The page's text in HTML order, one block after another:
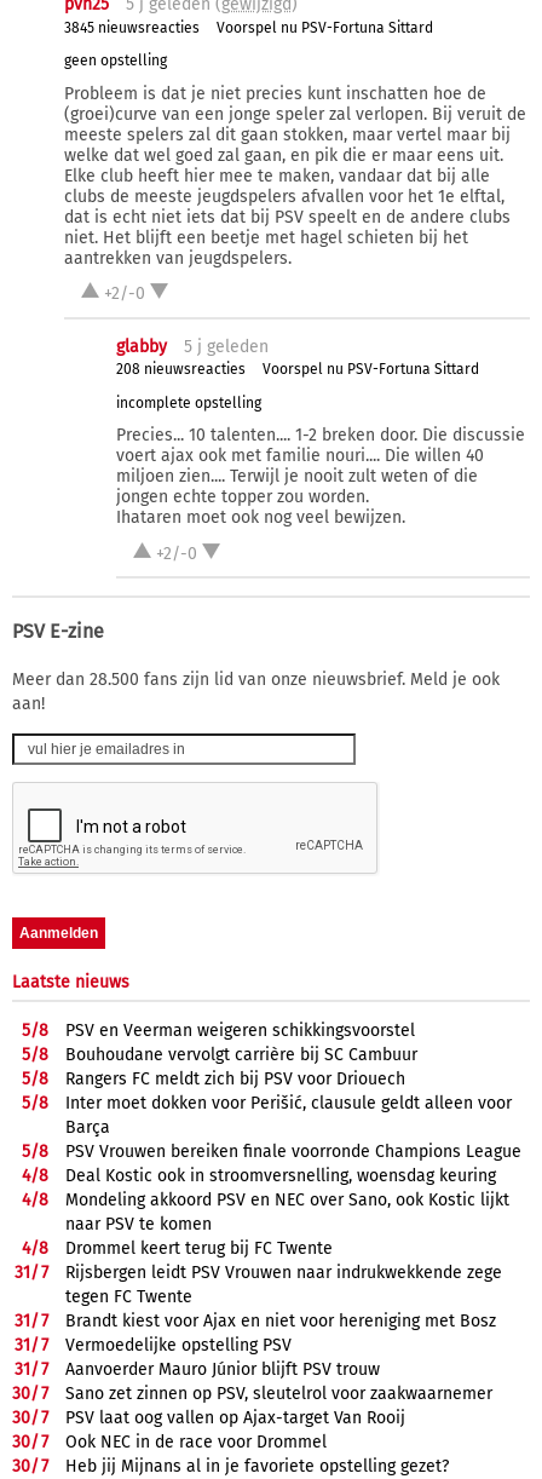
pvh25 5 j geleden (gewijzigd)
3845 nieuwsreacties
Voorspel nu PSV-Fortuna Sittard
geen opstelling
Probleem is dat je niet precies kunt inschatten hoe de
(groei)curve van een jonge speler zal verlopen. Bij veruit de
meeste spelers zal dit gaan stokken, maar vertel maar bij
welke dat wel goed zal gaan, en pik die er maar eens uit.
Elke club heeft hier mee te maken, vandaar dat bij alle
clubs de meeste jeugdspelers afvallen voor het 1e elftal,
dat is echt niet iets dat bij PSV speelt en de andere clubs
niet. Het blijft een beetje met hagel schieten bij het
aantrekken van jeugdspelers.
+2/-0
glabby 5 j geleden
208 nieuwsreacties
Voorspel nu PSV-Fortuna Sittard
incomplete opstelling
Precies... 10 talenten.... 1-2 breken door. Die discussie
voert ajax ook met familie nouri.... Die willen 40
miljoen zien.... Terwijl je nooit zult weten of die
jongen echte topper zou worden.
Ihataren moet ook nog veel bewijzen.
+2/-0
PSV E-zine
Meer dan 28.500 fans zijn lid van onze nieuwsbrief. Meld je ook
aan!
Laatste nieuws
5/8
PSV en Veerman weigeren schikkingsvoorstel
5/8
Bouhoudane vervolgt carrière bij SC Cambuur
5/8
Rangers FC meldt zich bij PSV voor Driouech
5/8
Inter moet dokken voor Perišić, clausule geldt alleen voor
Barça
5/8
PSV Vrouwen bereiken finale voorronde Champions League
4/8
Deal Kostic ook in stroomversnelling, woensdag keuring
4/8
Mondeling akkoord PSV en NEC over Sano, ook Kostic lijkt
naar PSV te komen
4/8
Drommel keert terug bij FC Twente
31/7
Rijsbergen leidt PSV Vrouwen naar indrukwekkende zege
tegen FC Twente
31/7
Brandt kiest voor Ajax en niet voor hereniging met Bosz
31/7
Vermoedelijke opstelling PSV
31/7
Aanvoerder Mauro Júnior blijft PSV trouw
30/7
Sano zet zinnen op PSV, sleutelrol voor zaakwaarnemer
30/7
PSV laat oog vallen op Ajax-target Van Rooij
30/7
Ook NEC in de race voor Drommel
30/7
Heb jij Mijnans al in je favoriete opstelling gezet?